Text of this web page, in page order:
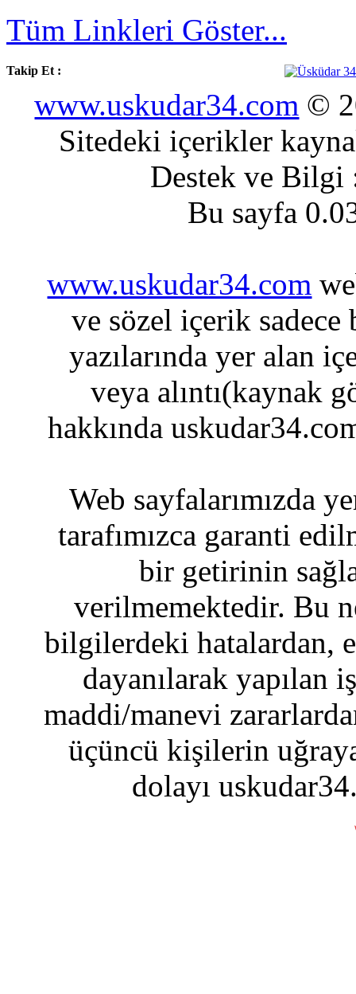
Tüm Linkleri Göster...
Takip Et :
www.uskudar34.com ©
Sitedeki içerikler
Destek ve
Bu sayfa
www.uskudar34.com
ve sözel içerik sadece
yazılarında yer alan
veya alıntı(kaynak
hakkında
Web sayfalarımızda
tarafımızca garanti
bir getirinin
verilmemektedir. Bu
bilgilerdeki hatalardan,
dayanılarak yapılan
maddi/manevi
üçüncü kişilerin
dolayı